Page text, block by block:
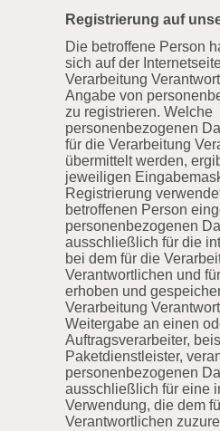
Registrierung auf
Die betroffene Person
sich auf der
Verarbeitung
Angabe von
zu registrieren. Welche
personenbezogenen
für die Verarbeitung
übermittelt werden,
jeweiligen
Registrierung
betroffenen Person
personenbezogenen
ausschließlich für die
bei dem für die
Verantwortlichen und
erhoben und
Verarbeitung
Weitergabe an einen
Auftragsverarbeiter,
Paketdienstleister,
personenbezogenen
ausschließlich für eine
Verwendung, die dem
Verantwortlichen